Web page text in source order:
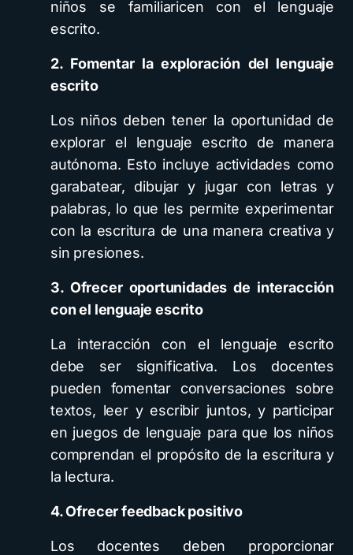
niños se familiaricen con el lenguaje
escrito.
2. Fomentar la exploración del lenguaje
escrito
Los niños deben tener la oportunidad de
explorar el lenguaje escrito de manera
autónoma. Esto incluye actividades como
garabatear, dibujar y jugar con letras y
palabras, lo que les permite experimentar
con la escritura de una manera creativa y
sin presiones.
3. Ofrecer oportunidades de interacción
con el lenguaje escrito
La interacción con el lenguaje escrito
debe ser significativa. Los docentes
pueden fomentar conversaciones sobre
textos, leer y escribir juntos, y participar
en juegos de lenguaje para que los niños
comprendan el propósito de la escritura y
la lectura.
4. Ofrecer feedback positivo
Los docentes deben proporcionar